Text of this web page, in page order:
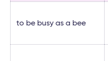
to be busy as a bee